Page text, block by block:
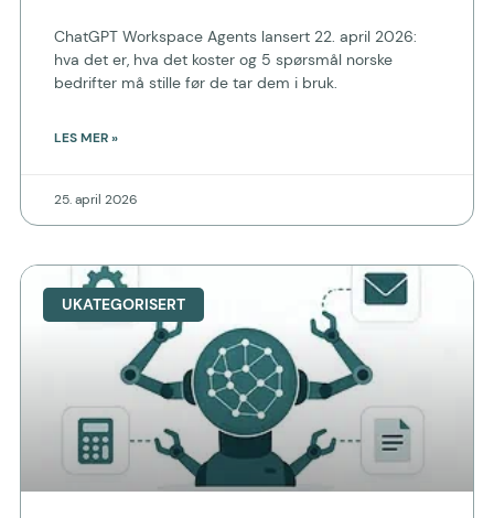
ChatGPT Workspace Agents lansert 22. april 2026:
hva det er, hva det koster og 5 spørsmål norske
bedrifter må stille før de tar dem i bruk.
LES MER »
25. april 2026
UKATEGORISERT